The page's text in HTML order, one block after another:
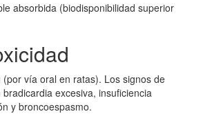
absorbida (biodisponibilidad superior
(por vía oral en ratas). Los signos de
excesiva, insuficiencia
y broncoespasmo.